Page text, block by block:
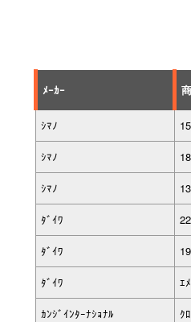
ﾒｰｶｰ
ｼﾏﾉ
ｼﾏﾉ
ｼﾏﾉ
ﾀﾞｲﾜ
ﾀﾞｲﾜ
ﾀﾞｲﾜ ｴ
ｶﾝｼﾞｲﾝﾀｰﾅｼｮﾅﾙ ｸ